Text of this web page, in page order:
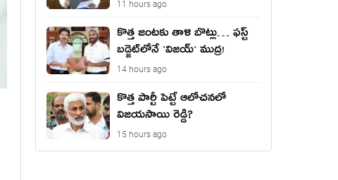
11 hours ago
కొత్త జంట‌కు తాళి బొట్లు… ఫ‌స్ట్
బ‌డ్జెట్‌లోనే `విజ‌య్` ముద్ర‌!
14 hours ago
కొత్త పార్టీ పెట్టే ఆలోచనలో
విజయసాయి రెడ్డి?
15 hours ago